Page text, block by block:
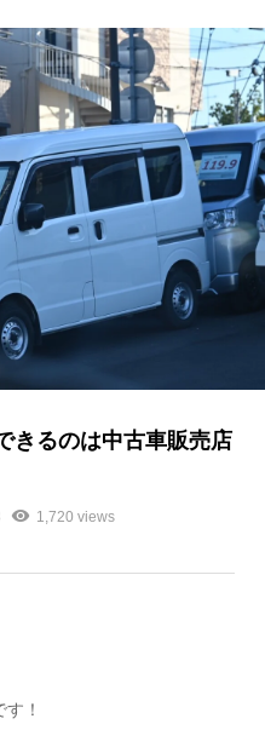
きるのは中古車販売店
1,720 views
！